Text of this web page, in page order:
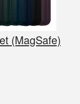
(MagSafe)